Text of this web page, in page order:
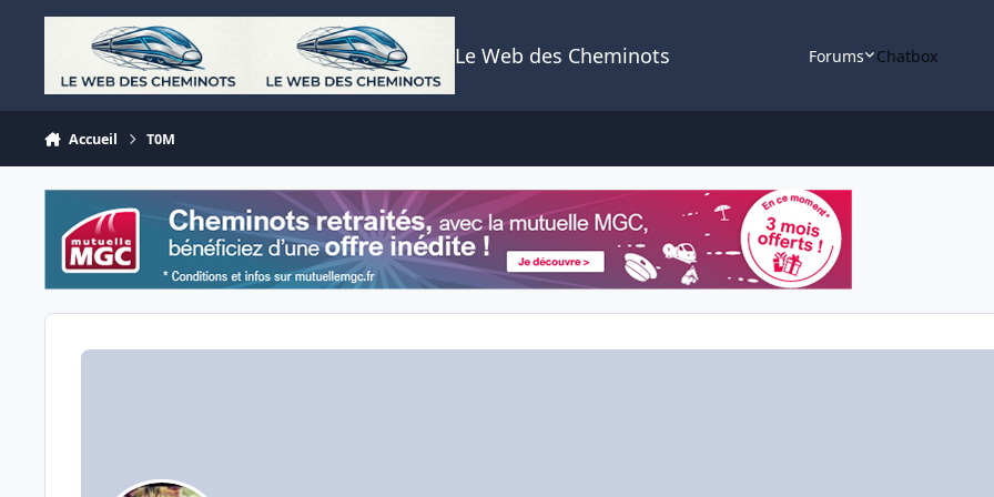
Aller au contenu
Le Web des Cheminots Forums Chatbox
Accueil T0M